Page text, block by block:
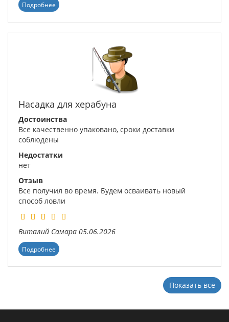
Подробнее
Насадка для херабуна
Достоинства
Все качественно упаковано, сроки доставки
соблюдены
Недостатки
нет
Отзыв
Все получил во время. Будем осваивать новый
способ ловли
Виталий Самара 05.06.2026
Подробнее
Показать всё